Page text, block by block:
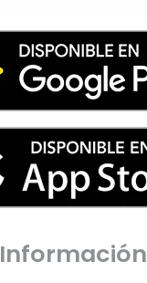
Información